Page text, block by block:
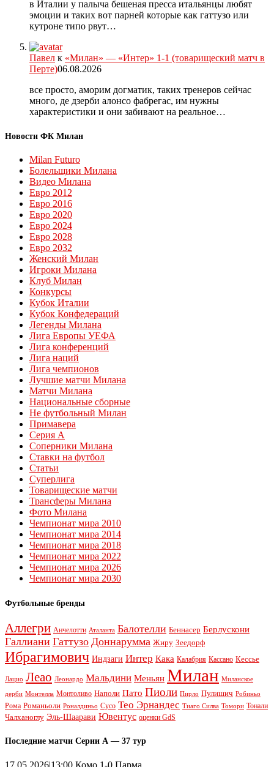
в Италии у палыча бешеная пресса итальянцы любят
эмоции и таких вот парней которые как гаттузо или
кутроне типо рвут…
Павел к «Милан» — «Интер» 1-1 (товарищеский матч в
Перте)06.08.2026
все просто, аморим догматик, таких тренеров сейчас
много, де дзерби алонсо фабрегас, им нужны
характеристики и они забивают на реальное…
Новости ФК Милан
Milan Futuro
Болельщики Милана
Видео Милана
Евро 2012
Евро 2016
Евро 2020
Евро 2024
Евро 2028
Евро 2032
Женский Милан
Игроки Милана
Клуб Милан
Конкурсы
Кубок Италии
Кубок Конфедераций
Легенды Милана
Лига Европы УЕФА
Лига конференций
Лига наций
Лига чемпионов
Лучшие матчи Милана
Матчи Милана
Национальные сборные
Не футбольный Милан
Примавера
Серия А
Соперники Милана
Ставки на футбол
Статьи
Суперлига
Товарищеские матчи
Трансферы Милана
Фото Милана
Чемпионат мира 2010
Чемпионат мира 2014
Чемпионат мира 2018
Чемпионат мира 2022
Чемпионат мира 2026
Чемпионат мира 2030
Футбольные бренды
Аллегри Анчелотти Аталанта Балотелли Беннасер Берлускони
Галлиани Гаттузо Доннарумма Жиру Зеедорф
Ибрагимович Индзаги Интер Кака Калабрия Кассано Кессье
Лацио Леао Леонардо Мальдини Меньян Милан Миланское
дерби Монтелла Монтоливо Наполи Пато Пиоли Пирло Пулишич Робиньо
Рома Романьоли Роналдиньо Сусо Тео Эрнандес Тиаго Силва Томори Тонали
Чалханоглу Эль-Шаарави Ювентус оценки GdS
Последние матчи Серии А — 37 тур
17.05.2026|13:00 Комо 1-0 Парма